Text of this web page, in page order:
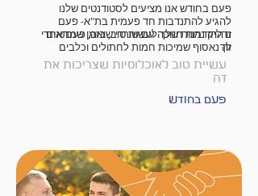
פעם בחודש אנו מציעים לסטודנטים שלנו
להגיע להתנדבות חד פעמית בת"א- פעם
נדליק נרות חנוכה עם שורדי שואה, פעם אחרי
זה נאסוף שמיכות חמות לחתולים וכלבים
בעמותות אימוץ, ובהמשך ננקה חופי ים
מפסולת!
זו ההזדמנות שלך לעשות טוב, בזמן שמתאים
לך
עשיית טוב לאוכלוסיות שצריכות את
זה
פעם בחודש